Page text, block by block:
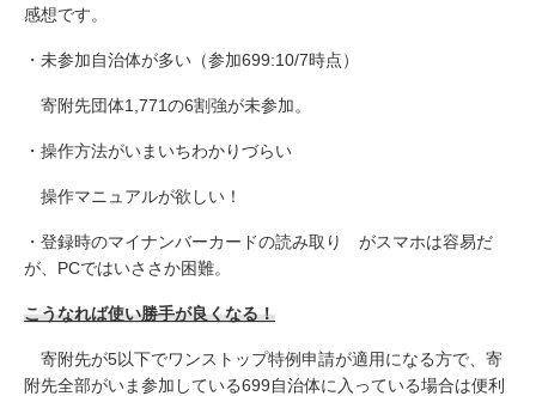
感想です。
・未参加自治体が多い（参加699:10/7時点）
寄附先団体1,771の6割強が未参加。
・操作方法がいまいちわかりづらい
操作マニュアルが欲しい！
・登録時のマイナンバーカードの読み取り がスマホは容易だ
が、PCではいささか困難。
こうなれば使い勝手が良くなる！
寄附先が5以下でワンストップ特例申請が適用になる方で、寄
附先全部がいま参加している699自治体に入っている場合は便利